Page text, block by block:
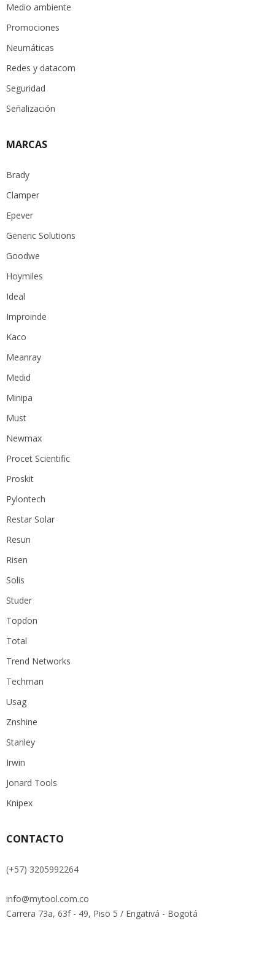
Medio ambiente
Promociones
Neumáticas
Redes y datacom
Seguridad
Señalización
MARCAS
Brady
Clamper
Epever
Generic Solutions
Goodwe
Hoymiles
Ideal
Improinde
Kaco
Meanray
Medid
Minipa
Must
Newmax
Procet Scientific
Proskit
Pylontech
Restar Solar
Resun
Risen
Solis
Studer
Topdon
Total
Trend Networks
Techman
Usag
Znshine
Stanley
Irwin
Jonard Tools
Knipex
CONTACTO
(+57) 3205992264
info@mytool.com.co
Carrera 73a, 63f - 49, Piso 5 / Engativá - Bogotá